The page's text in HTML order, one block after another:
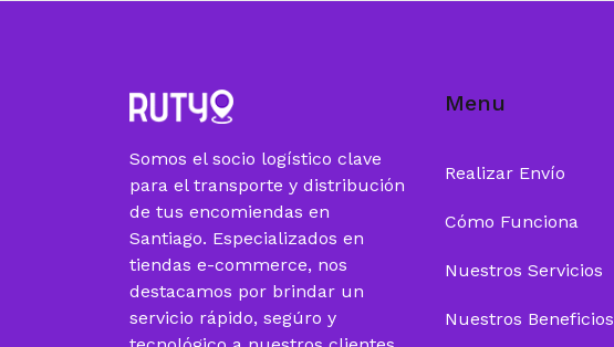
Somos el socio logístico clave
para el transporte y distribución
de tus encomiendas en
Santiago. Especializados en
tiendas e-commerce, nos
destacamos por brindar un
servicio rápido, segúro y
Menu
Realizar Envío
Cómo Funciona
Nuestros Servicios
Nuestros Beneficios